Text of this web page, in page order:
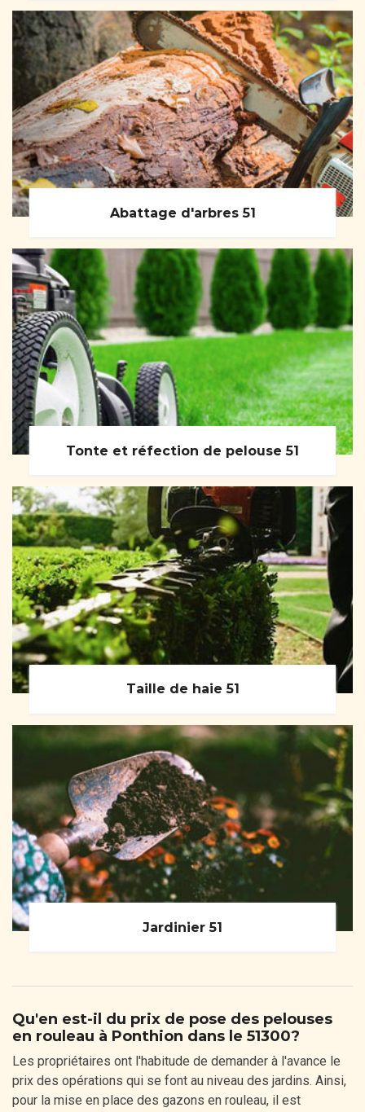
Abattage d'arbres 51
Tonte et réfection de pelouse 51
Taille de haie 51
Jardinier 51
Qu'en est-il du prix de pose des pelouses
en rouleau à Ponthion dans le 51300?
Les propriétaires ont l'habitude de demander à l'avance le
prix des opérations qui se font au niveau des jardins. Ainsi,
pour la mise en place des gazons en rouleau, il est